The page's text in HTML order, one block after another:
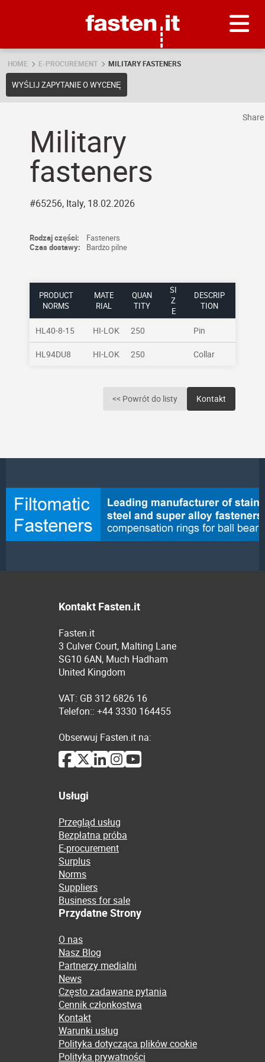
HOME E-PROCUREMENT MILITARY FASTENERS
WYŚLIJ ZAPYTANIE O WYCENĘ
Military
fasteners
#65256, Italy, 18.02.2026
Rodzaj części:
Fasteners
Czas dostawy:
Bardzo pilne
PRODUCT
NORMS
MATE
RIAL
QUAN
TITY
SI
Z
E
DESCRIP
TION
HL40-8-15 HI-LOK 250 Pin
HL94DU8 HI-LOK 250 Collar
<< Powrót do listy Kontakt
Share
Kontakt Fasten.it
Fasten.it
3 Culver Court, Malting Lane
SG10 6AN, Much Hadham
United Kingdom
VAT: GB 312 6826 16
Telefon:: +44 3330 164455
Obserwuj Fasten.it na:
Usługi
Przegląd usług
Bezpłatna próba
E-procurement
Surplus
Norms
Suppliers
Business for sale
Przydatne Strony
O nas
Nasz Blog
Partnerzy medialni
News
Często zadawane pytania
Cennik członkostwa
Kontakt
Warunki usług
Polityka dotycząca plików cookie
Polityka prywatności